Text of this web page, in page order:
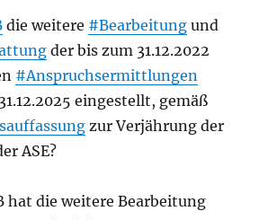
die weitere #Bearbeitung und
der bis zum 31.12.2022
#Anspruchsermittlungen
eingestellt, gemäß
zur Verjährung der
ASE?
die weitere Bearbeitung